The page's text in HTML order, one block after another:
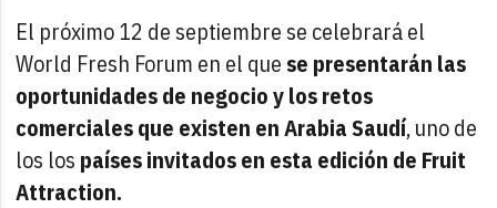
El próximo 12 de septiembre se celebrará el
World Fresh Forum en el que se presentarán las
oportunidades de negocio y los retos
comerciales que existen en Arabia Saudí, uno de
los los países invitados en esta edición de Fruit
Attraction.